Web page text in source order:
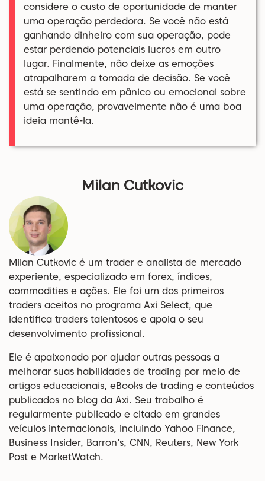
considere o custo de oportunidade de manter
uma operação perdedora. Se você não está
ganhando dinheiro com sua operação, pode
estar perdendo potenciais lucros em outro
lugar. Finalmente, não deixe as emoções
atrapalharem a tomada de decisão. Se você
está se sentindo em pânico ou emocional sobre
uma operação, provavelmente não é uma boa
ideia mantê-la.
Milan Cutkovic
Milan Cutkovic é um trader e analista de mercado
experiente, especializado em forex, índices,
commodities e ações. Ele foi um dos primeiros
traders aceitos no programa Axi Select, que
identifica traders talentosos e apoia o seu
desenvolvimento profissional.
Ele é apaixonado por ajudar outras pessoas a
melhorar suas habilidades de trading por meio de
artigos educacionais, eBooks de trading e conteúdos
publicados no blog da Axi. Seu trabalho é
regularmente publicado e citado em grandes
veículos internacionais, incluindo Yahoo Finance,
Business Insider, Barron’s, CNN, Reuters, New York
Post e MarketWatch.